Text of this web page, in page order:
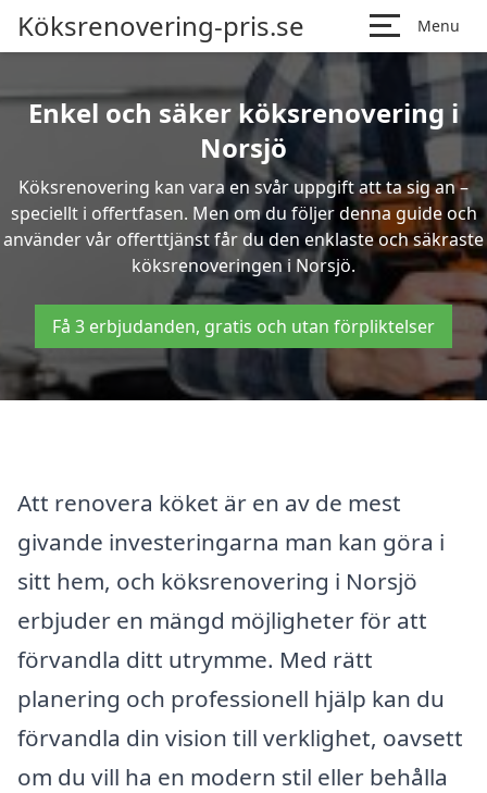
Köksrenovering-pris.se Menu
Enkel och säker köksrenovering i
Norsjö
Köksrenovering kan vara en svår uppgift att ta sig an –
speciellt i offertfasen. Men om du följer denna guide och
använder vår offerttjänst får du den enklaste och säkraste
köksrenoveringen i Norsjö.
Få 3 erbjudanden, gratis och utan förpliktelser
Att renovera köket är en av de mest
givande investeringarna man kan göra i
sitt hem, och köksrenovering i Norsjö
erbjuder en mängd möjligheter för att
förvandla ditt utrymme. Med rätt
planering och professionell hjälp kan du
förvandla din vision till verklighet, oavsett
om du vill ha en modern stil eller behålla